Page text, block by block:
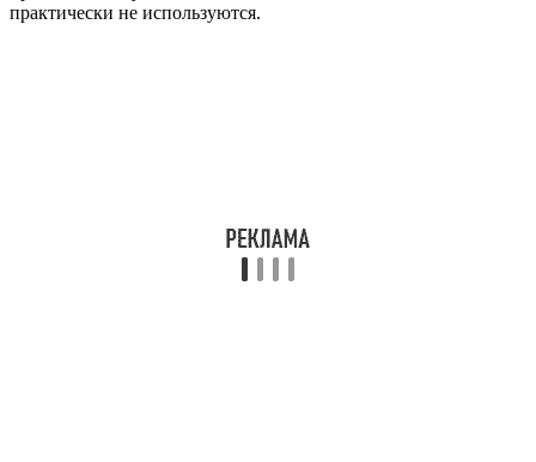
практически не используются.